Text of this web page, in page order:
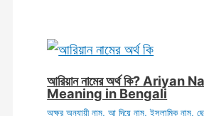
আরিয়ান নামের অর্থ কি? Ariyan
Meaning in Bengali
অক্ষর অনুযায়ী নাম,আ দিয়ে নাম,ইসলামিক নাম,